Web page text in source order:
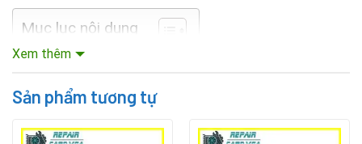
Mục lục nội dung
Người dùng có thể nhận biết card gặp sự cố tụ điện qua các
Xem thêm
Sản phẩm tương tự